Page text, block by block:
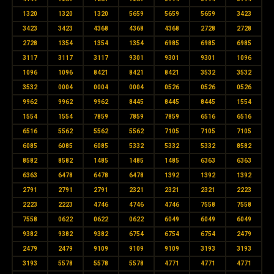
1320 1320 1320 5659 5659 5659 3423
3423 3423 4368 4368 4368 2728 2728
2728 1354 1354 1354 6985 6985 6985
3117 3117 3117 9301 9301 9301 1096
1096 1096 8421 8421 8421 3532 3532
3532 0004 0004 0004 0526 0526 0526
9962 9962 9962 8445 8445 8445 1554
1554 1554 7859 7859 7859 6516 6516
6516 5562 5562 5562 7105 7105 7105
6085 6085 6085 5332 5332 5332 8582
8582 8582 1485 1485 1485 6363 6363
6363 6478 6478 6478 1392 1392 1392
2791 2791 2791 2321 2321 2321 2223
2223 2223 4746 4746 4746 7558 7558
7558 0622 0622 0622 6049 6049 6049
9382 9382 9382 6754 6754 6754 2479
2479 2479 9109 9109 9109 3193 3193
3193 5578 5578 5578 4771 4771 4771